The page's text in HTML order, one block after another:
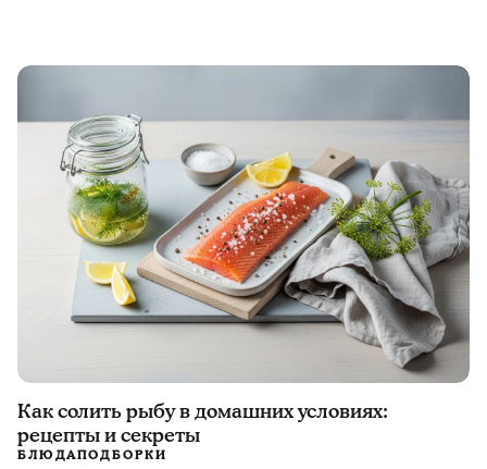
Как солить рыбу в домашних условиях:
рецепты и секреты
БЛЮДАПОДБОРКИ